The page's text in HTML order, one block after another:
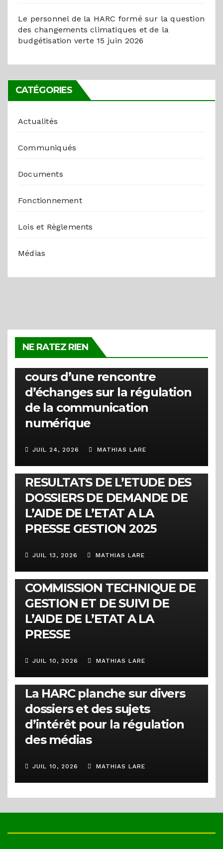
Le personnel de la HARC formé sur la question
des changements climatiques et de la
budgétisation verte 15 juin 2026
CATÉGORIES
Actualités
Communiqués
Documents
Fonctionnement
Lois et Règlements
Médias
NE RATEZ RIEN
ACTUALITÉS
La HARC clarifie la distinction
entre les types de badges au
cours d’une rencontre
d’échanges sur la régulation
de la communication
numérique
JUIL 24, 2026 MATHIAS LARE
COMMUNIQUÉS
RESULTATS DE L’ETUDE DES
DOSSIERS DE DEMANDE DE
L’AIDE DE L’ETAT A LA
PRESSE GESTION 2025
JUIL 13, 2026 MATHIAS LARE
COMMUNIQUÉS
COMMUNIQUE DE LA
COMMISSION TECHNIQUE DE
GESTION ET DE SUIVI DE
L’AIDE DE L’ETAT A LA
PRESSE
JUIL 10, 2026 MATHIAS LARE
ACTUALITÉS
1ère session ordinaire 2026 :
La HARC planche sur divers
dossiers et des sujets
d’intérêt pour la régulation
des médias
JUIL 10, 2026 MATHIAS LARE